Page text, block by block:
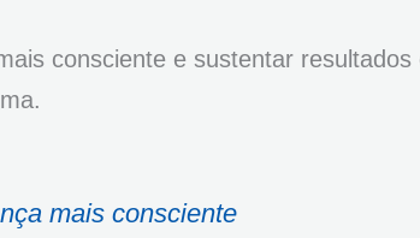
consciente e sustentar
mais consciente